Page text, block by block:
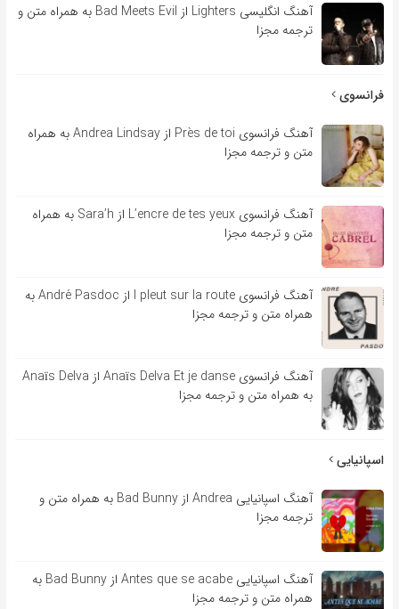
آهنگ انگلیسی Lighters از Bad Meets Evil به همراه متن و
ترجمه مجزا
فرانسوی
آهنگ فرانسوی Près de toi از Andrea Lindsay به همراه
متن و ترجمه مجزا
آهنگ فرانسوی L’encre de tes yeux از Sara’h به همراه
متن و ترجمه مجزا
آهنگ فرانسوی l pleut sur la route از André Pasdoc به
همراه متن و ترجمه مجزا
آهنگ فرانسوی Anaïs Delva Et je danse از Anaïs Delva
به همراه متن و ترجمه مجزا
اسپانیایی
آهنگ اسپانیایی Andrea از Bad Bunny به همراه متن و
ترجمه مجزا
آهنگ اسپانیایی Antes que se acabe از Bad Bunny به
همراه متن و ترجمه مجزا